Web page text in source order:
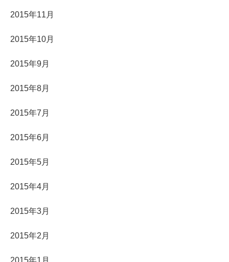
2015年11月
2015年10月
2015年9月
2015年8月
2015年7月
2015年6月
2015年5月
2015年4月
2015年3月
2015年2月
2015年1月